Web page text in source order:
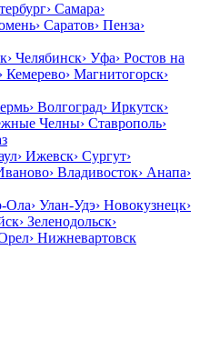
› Самара›
› Саратов› Пенза›
› Челябинск› Уфа› Ростов на
› Кемерево› Магнитогорск›
› Волгоград› Иркутск›
Челны› Ставрополь›
› Ижевск› Сургут›
› Владивосток› Анапа›
Ола› Улан-Удэ› Новокузнецк›
› Зеленодольск›
› Нижневартовск